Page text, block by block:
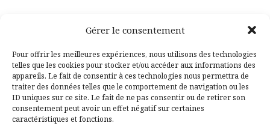
Gérer le consentement
Pour offrir les meilleures expériences, nous utilisons des technologies
telles que les cookies pour stocker et/ou accéder aux informations des
appareils. Le fait de consentir à ces technologies nous permettra de
traiter des données telles que le comportement de navigation ou les
ID uniques sur ce site. Le fait de ne pas consentir ou de retirer son
consentement peut avoir un effet négatif sur certaines
caractéristiques et fonctions.
Facebook
Pinterest